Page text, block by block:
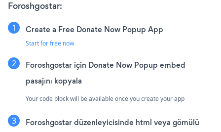
Foroshgostar:
Create a Free Donate Now Popup App
Start for free now
Foroshgostar için Donate Now Popup embed
pasajını kopyala
Your code block will be available once you create your app
Foroshgostar düzenleyicisinde html veya gömülü